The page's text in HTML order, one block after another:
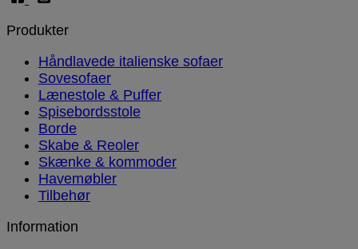
Produkter
Håndlavede italienske sofaer
Sovesofaer
Lænestole & Puffer
Spisebordsstole
Borde
Skabe & Reoler
Skænke & kommoder
Havemøbler
Tilbehør
Information